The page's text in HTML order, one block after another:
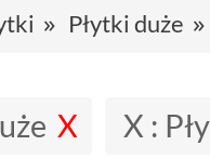
Płytki duże
X :